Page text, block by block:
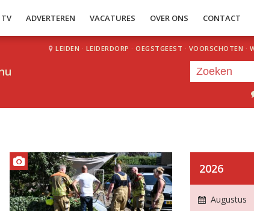
TV ADVERTEREN VACATURES OVER ONS CONTACT
LEIDEN · LEIDERDORP · OEGSTGEEST · VOORSCHOTEN ·
2026
Augustus